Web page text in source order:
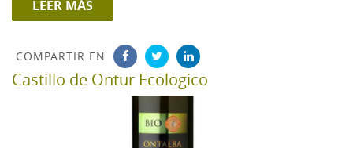
LEER MÁS
COMPARTIR EN
Castillo de Ontur Ecologico